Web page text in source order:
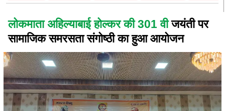
लोकमाता अहिल्याबाई होल्कर की 301 वीजयंती पर
सामाजिक समरसता संगोष्ठी का हुआ आयोजन